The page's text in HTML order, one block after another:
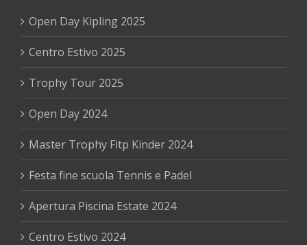
Open Day Kipling 2025
Centro Estivo 2025
Trophy Tour 2025
Open Day 2024
Master Trophy Fitp Kinder 2024
Festa fine scuola Tennis e Padel
Apertura Piscina Estate 2024
Centro Estivo 2024